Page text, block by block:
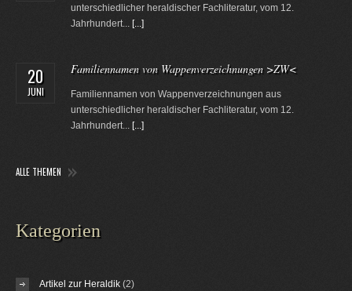
unterschiedlicher heraldischer Fachliteratur, vom 12.
Jahrhundert... [...]
20
JUNI
Familiennamen von Wappenverzeichnungen >ZW<
Familiennamen von Wappenverzeichnungen aus
unterschiedlicher heraldischer Fachliteratur, vom 12.
Jahrhundert... [...]
ALLE THEMEN
Kategorien
Artikel zur Heraldik (2)